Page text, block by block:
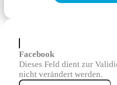
Facebook
Dieses Feld dient zur
nicht verändert werden.